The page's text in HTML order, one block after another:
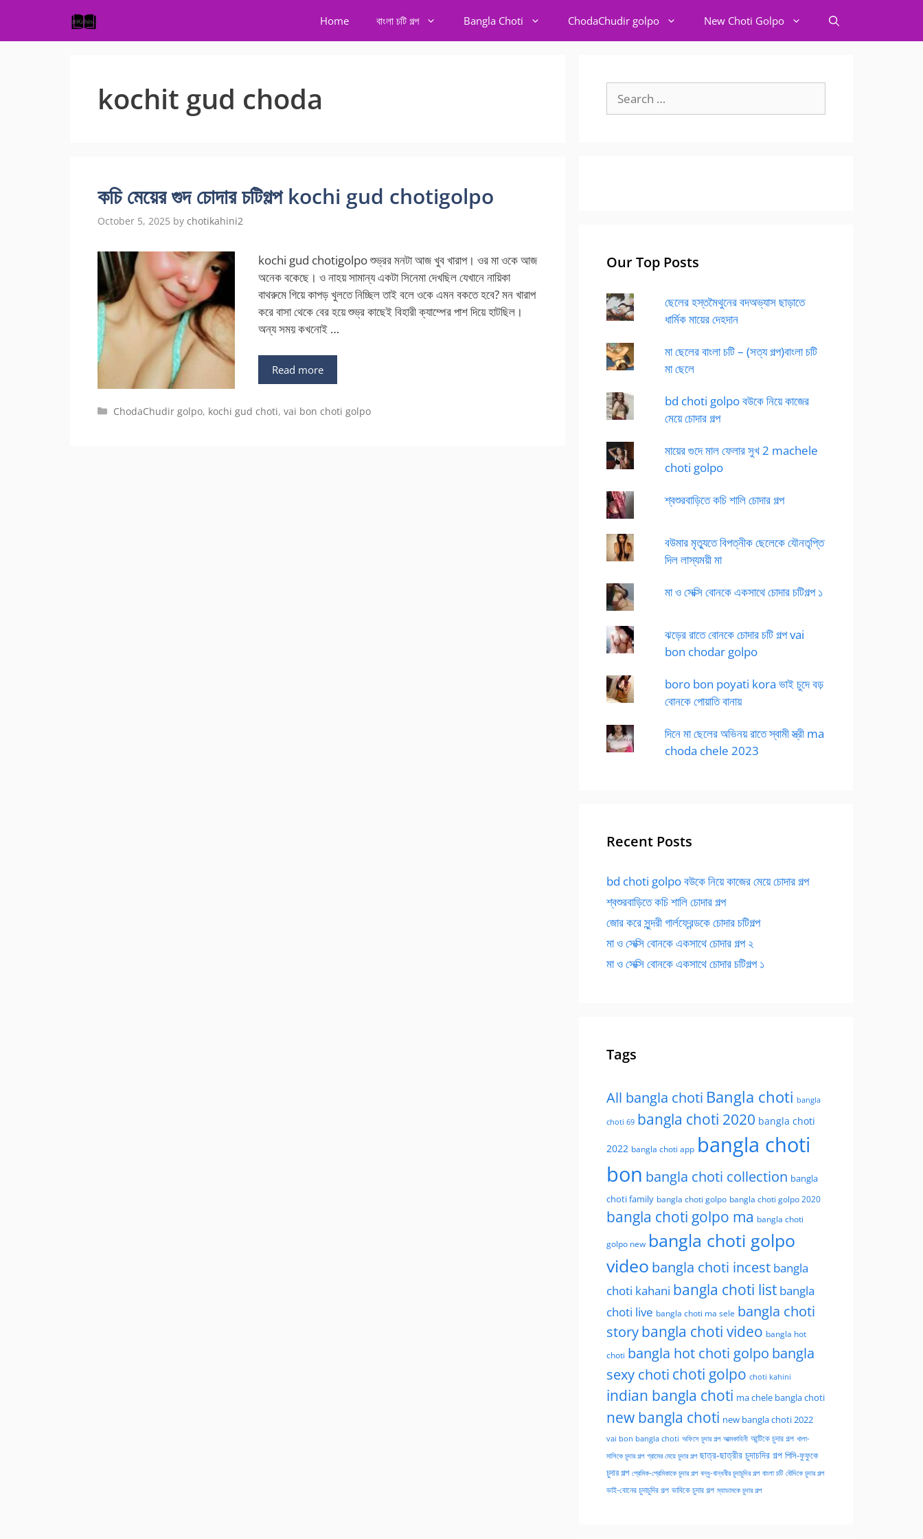
content
Home বাংলা চটি গল্প Bangla Choti ChodaChudir golpo New Choti Golpo
kochit gud choda
কচি মেয়ের গুদ চোদার চটিগল্প kochi gud chotigolpo
October 5, 2025 by chotikahini2
kochi gud chotigolpo শুভ্রর মনটা আজ খুব খারাপ। ওর মা ওকে আজ
অনেক বকেছে। ও নাহয় সামান্য একটা সিনেমা দেখছিল যেখানে নায়িকা
বাথরুমে গিয়ে কাপড় খুলতে নিচ্ছিল তাই বলে ওকে এমন বকতে হবে? মন খারাপ
করে বাসা থেকে বের হয়ে শুভ্র কাছেই বিহারী ক্যাম্পের পাশ দিয়ে হাটছিল।
অন্য সময় কখনোই …
Read more
Categories
ChodaChudir golpo, kochi gud choti,vai bon choti golpo
for:
Our Top Posts
ছেলের হস্তমৈথুনের বদঅভ্যাস ছাড়াতে
ধার্মিক মায়ের দেহদান
মা ছেলের বাংলা চটি – (সত্য গল্প)বাংলা চটি
মা ছেলে
bd choti golpo বউকে নিয়ে কাজের
মেয়ে চোদার গল্প
মায়ের গুদে মাল ফেলার সুখ 2 machele
choti golpo
শ্বশুরবাড়িতে কচি শালি চোদার গল্প
বউমার মৃত্যুতে বিপত্নীক ছেলেকে যৌনতৃপ্তি
দিল লাস্যময়ী মা
মা ও সেক্সি বোনকে একসাথে চোদার চটিগল্প ১
ঝড়ের রাতে বোনকে চোদার চটি গল্প vai
bon chodar golpo
boro bon poyati kora ভাই চুদে বড়
বোনকে পোয়াতি বানায়
দিনে মা ছেলের অভিনয় রাতে স্বামী স্ত্রী ma
choda chele 2023
Recent Posts
bd choti golpo বউকে নিয়ে কাজের মেয়ে চোদার গল্প
শ্বশুরবাড়িতে কচি শালি চোদার গল্প
জোর করে সুন্দরী গার্লফ্রেন্ডকে চোদার চটিগল্প
মা ও সেক্সি বোনকে একসাথে চোদার গল্প ২
মা ও সেক্সি বোনকে একসাথে চোদার চটিগল্প ১
Tags
All bangla choti Bangla choti bangla
choti 69 bangla choti 2020 bangla choti
2022 bangla choti app bangla choti
bon bangla choti collection bangla
choti family bangla choti golpo bangla choti golpo 2020
bangla choti golpo ma bangla choti
golpo new bangla choti golpo
video bangla choti incest bangla
choti kahani bangla choti list bangla
choti live bangla choti ma sele bangla choti
storybangla choti video bangla hot
choti bangla hot choti golpo bangla
sexy choti choti golpo choti kahini
indian bangla choti ma chele bangla choti
new bangla choti new bangla choti 2022
vai bon bangla choti অফিসে চুদার গল্প আত্মকাহিনী আন্টিকে চুদার গল্প খালা-
মাসিকে চুদার গল্প গ্রামের মেয়ে চুদার গল্প ছাত্র-ছাত্রীর চুদাচদির গল্প পিসি-ফুফুকে
চুদার গল্প প্রেমিক-প্রেমিকাকে চুদার গল্প বন্ধু-বান্ধবীর চুদাচুদির গল্প বাংলা চটি বৌদিকে চুদার গল্প
ভাই-বোনের চুদাচুদির গল্প ভাবিকে চুদার গল্প ম্যাডামকে চুদার গল্প